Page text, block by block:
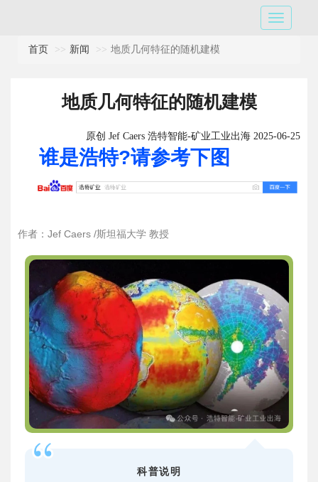
首页 新闻 地质几何特征的随机建模
地质几何特征的随机建模
原创 Jef Caers 浩特智能-矿业工业出海 2025-06-25
谁是浩特?请参考下图
作者： Jef Caers /斯坦福大学 教授
科普说明